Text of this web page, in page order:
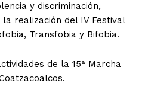
y discriminación,
realización del IV Festival
Transfobia y Bifobia.
de la 15ª Marcha